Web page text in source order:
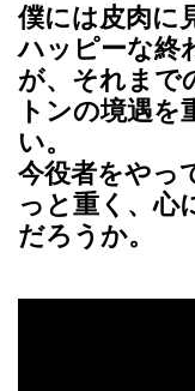
僕には皮肉に
ハッピーな終
が、それまで
トンの境遇
い。
今役者をやっ
っと重く、心
だろうか。